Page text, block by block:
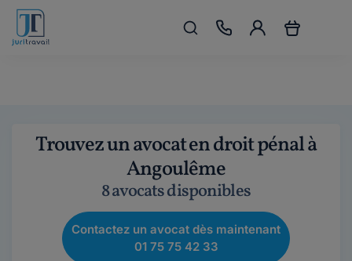
Trouvez un avocat en droit pénal à
Angoulême
8 avocats disponibles
Contactez un avocat dès maintenant
01 75 75 42 33